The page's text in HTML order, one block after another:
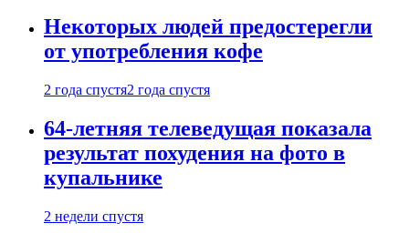
Некоторых людей предостерегли
от употребления кофе
2 года спустя2 года спустя
64-летняя телеведущая показала
результат похудения на фото в
купальнике
2 недели спустя